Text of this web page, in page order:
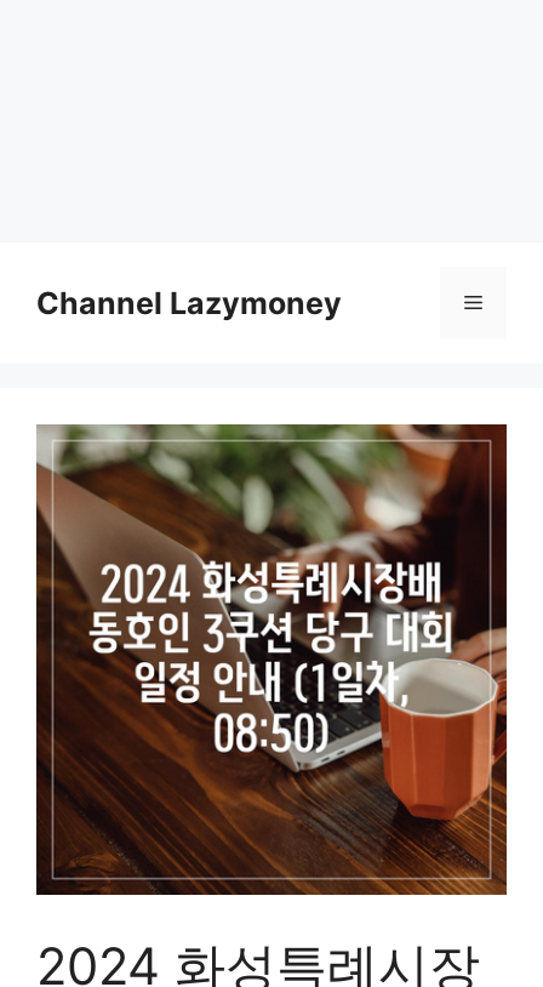
contentChannel Lazymoney Menu
2024 화성특례시장